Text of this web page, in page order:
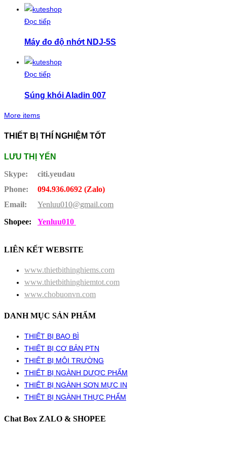
Đọc tiếp
Máy đo độ nhớt NDJ-5S
Đọc tiếp
Súng khói Aladin 007
More items
THIẾT BỊ THÍ NGHIỆM TỐT
LƯU THỊ YẾN
Skype:
citi.yeudau
Phone:
094.936.0692 (Zalo)
Email:
Yenluu010@gmail.com
Shopee:
Yenluu010
LIÊN KẾT WEBSITE
www.thietbithinghiems.com
www.thietbithinghiemtot.com
www.chobuonvn.com
DANH MỤC SẢN PHẨM
THIẾT BỊ BAO BÌ
THIẾT BỊ CƠ BẢN PTN
THIẾT BỊ MÔI TRƯỜNG
THIẾT BỊ NGÀNH DƯỢC PHẨM
THIẾT BỊ NGÀNH SƠN MỰC IN
THIẾT BỊ NGÀNH THỰC PHẨM
Chat Box ZALO & SHOPEE